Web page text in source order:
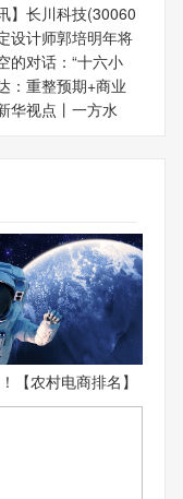
】长川科技(30060
设计师郭培明年将
的对话：“十六小
：重整预期+商业
华视点丨一方水
【农村电商排名】